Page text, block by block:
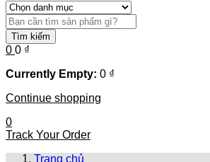
Tìm kiếm
0 0 ₫
Currently Empty: 0 ₫
Continue shopping
0
Track Your Order
Trang chủ